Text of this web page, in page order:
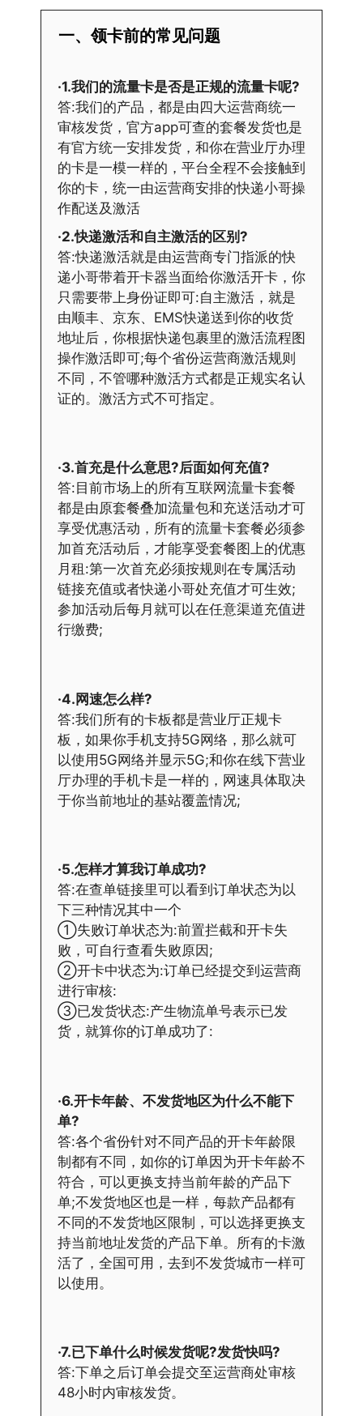
一、领卡前的常见问题
·1.我们的流量卡是否是正规的流量卡呢?
答:我们的产品，都是由四大运营商统一
审核发货，官方app可查的套餐发货也是
有官方统一安排发货，和你在营业厅办理
的卡是一模一样的，平台全程不会接触到
你的卡，统一由运营商安排的快递小哥操
作配送及激活
·2.快递激活和自主激活的区别?
答:快递激活就是由运营商专门指派的快
递小哥带着开卡器当面给你激活开卡，你
只需要带上身份证即可:自主激活，就是
由顺丰、京东、EMS快递送到你的收货
地址后，你根据快递包裹里的激活流程图
操作激活即可;每个省份运营商激活规则
不同，不管哪种激活方式都是正规实名认
证的。激活方式不可指定。
·3.首充是什么意思?后面如何充值?
答:目前市场上的所有互联网流量卡套餐
都是由原套餐叠加流量包和充送活动才可
享受优惠活动，所有的流量卡套餐必须参
加首充活动后，才能享受套餐图上的优惠
月租:第一次首充必须按规则在专属活动
链接充值或者快递小哥处充值才可生效;
参加活动后每月就可以在任意渠道充值进
行缴费;
·4.网速怎么样?
答:我们所有的卡板都是营业厅正规卡
板，如果你手机支持5G网络，那么就可
以使用5G网络并显示5G;和你在线下营业
厅办理的手机卡是一样的，网速具体取决
于你当前地址的基站覆盖情况;
·5.怎样才算我订单成功?
答:在查单链接里可以看到订单状态为以
下三种情况其中一个
①失败订单状态为:前置拦截和开卡失
败，可自行查看失败原因;
②开卡中状态为:订单已经提交到运营商
进行审核:
③已发货状态:产生物流单号表示已发
货，就算你的订单成功了:
·6.开卡年龄、不发货地区为什么不能下
单?
答:各个省份针对不同产品的开卡年龄限
制都有不同，如你的订单因为开卡年龄不
符合，可以更换支持当前年龄的产品下
单;不发货地区也是一样，每款产品都有
不同的不发货地区限制，可以选择更换支
持当前地址发货的产品下单。所有的卡激
活了，全国可用，去到不发货城市一样可
以使用。
·7.已下单什么时候发货呢?发货快吗?
答:下单之后订单会提交至运营商处审核
48小时内审核发货。